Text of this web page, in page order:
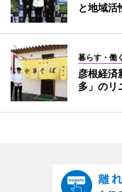
と地域活
暮らす・働く
彦根経済
多」のリ